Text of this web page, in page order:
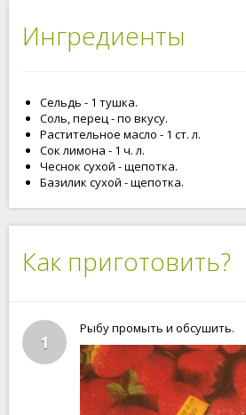
Ингредиенты
Сельдь - 1 тушка.
Соль, перец - по вкусу.
Растительное масло - 1 ст. л.
Сок лимона - 1 ч. л.
Чеснок сухой - щепотка.
Базилик сухой - щепотка.
Как приготовить?
1
Рыбу промыть и обсушить.